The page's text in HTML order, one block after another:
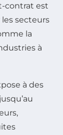
contrat est
secteurs
la
à
à des